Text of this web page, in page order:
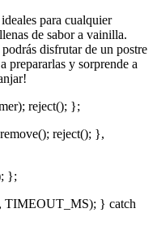
para cualquier
de sabor a vainilla.
podrás disfrutar de un postre
prepararlas y sorprende a
reject(); };
reject(); },
};
TIMEOUT_MS); } catch